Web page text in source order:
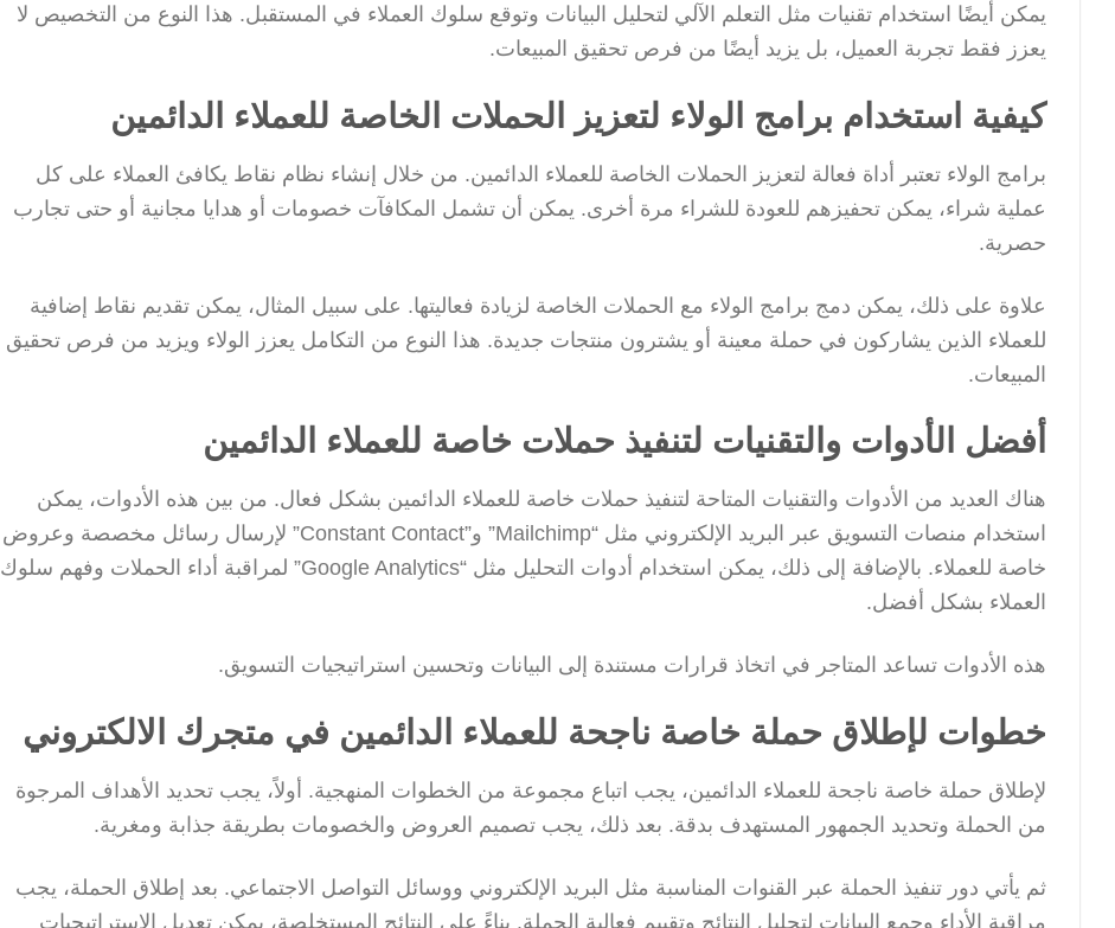
يمكن أيضًا استخدام تقنيات مثل التعلم الآلي لتحليل البيانات وتوقع سلوك العملاء في المستقبل. هذا النوع من التخصيص لا
يعزز فقط تجربة العميل، بل يزيد أيضًا من فرص تحقيق المبيعات.
كيفية استخدام برامج الولاء لتعزيز الحملات الخاصة للعملاء الدائمين
برامج الولاء تعتبر أداة فعالة لتعزيز الحملات الخاصة للعملاء الدائمين. من خلال إنشاء نظام نقاط يكافئ العملاء على كل
عملية شراء، يمكن تحفيزهم للعودة للشراء مرة أخرى. يمكن أن تشمل المكافآت خصومات أو هدايا مجانية أو حتى تجارب
حصرية.
علاوة على ذلك، يمكن دمج برامج الولاء مع الحملات الخاصة لزيادة فعاليتها. على سبيل المثال، يمكن تقديم نقاط إضافية
للعملاء الذين يشاركون في حملة معينة أو يشترون منتجات جديدة. هذا النوع من التكامل يعزز الولاء ويزيد من فرص تحقيق
المبيعات.
أفضل الأدوات والتقنيات لتنفيذ حملات خاصة للعملاء الدائمين
هناك العديد من الأدوات والتقنيات المتاحة لتنفيذ حملات خاصة للعملاء الدائمين بشكل فعال. من بين هذه الأدوات، يمكن
استخدام منصات التسويق عبر البريد الإلكتروني مثل “Mailchimp” و”Constant Contact” لإرسال رسائل مخصصة وعروض
خاصة للعملاء. بالإضافة إلى ذلك، يمكن استخدام أدوات التحليل مثل “Google Analytics” لمراقبة أداء الحملات وفهم سلوك
العملاء بشكل أفضل.
هذه الأدوات تساعد المتاجر في اتخاذ قرارات مستندة إلى البيانات وتحسين استراتيجيات التسويق.
خطوات لإطلاق حملة خاصة ناجحة للعملاء الدائمين في متجرك الالكتروني
لإطلاق حملة خاصة ناجحة للعملاء الدائمين، يجب اتباع مجموعة من الخطوات المنهجية. أولاً، يجب تحديد الأهداف المرجوة
من الحملة وتحديد الجمهور المستهدف بدقة. بعد ذلك، يجب تصميم العروض والخصومات بطريقة جذابة ومغرية.
ثم يأتي دور تنفيذ الحملة عبر القنوات المناسبة مثل البريد الإلكتروني ووسائل التواصل الاجتماعي. بعد إطلاق الحملة، يجب
مراقبة الأداء وجمع البيانات لتحليل النتائج وتقييم فعالية الحملة. بناءً على النتائج المستخلصة، يمكن تعديل الاستراتيجيات